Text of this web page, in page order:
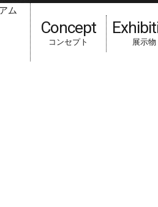
Concept
コンセプト 展示物